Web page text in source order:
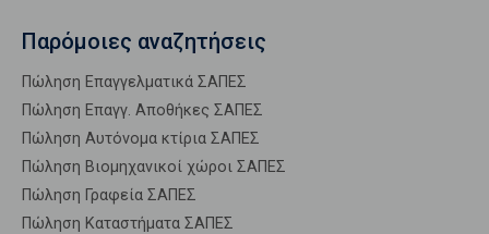
Παρόμοιες αναζητήσεις
Πώληση Επαγγελματικά ΣΑΠΕΣ
Πώληση Επαγγ. Αποθήκες ΣΑΠΕΣ
Πώληση Αυτόνομα κτίρια ΣΑΠΕΣ
Πώληση Βιομηχανικοί χώροι ΣΑΠΕΣ
Πώληση Γραφεία ΣΑΠΕΣ
Πώληση Καταστήματα ΣΑΠΕΣ